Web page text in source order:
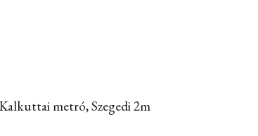
metró, Szegedi 2m